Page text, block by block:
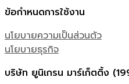
ข้อกำหนดการใช้งาน
นโยบายความเป็นส่วนตัว
นโยบายธุรกิจ
บริษัท ยูนิเกรน มาร์เก็ตติ้ง